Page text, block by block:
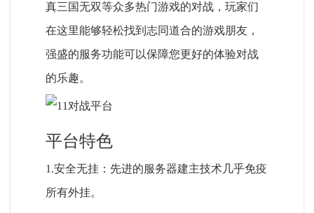
真三国无双等众多热门游戏的对战，玩家们
在这里能够轻松找到志同道合的游戏朋友，
强盛的服务功能可以保障您更好的体验对战
的乐趣。
平台特色
1.安全无挂：先进的服务器建主技术几乎免疫
所有外挂。